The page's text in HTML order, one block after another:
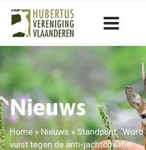
Nieuws
Home» Nieuws » Standpunt:
vuist tegen de anti-jachtcoalitie’